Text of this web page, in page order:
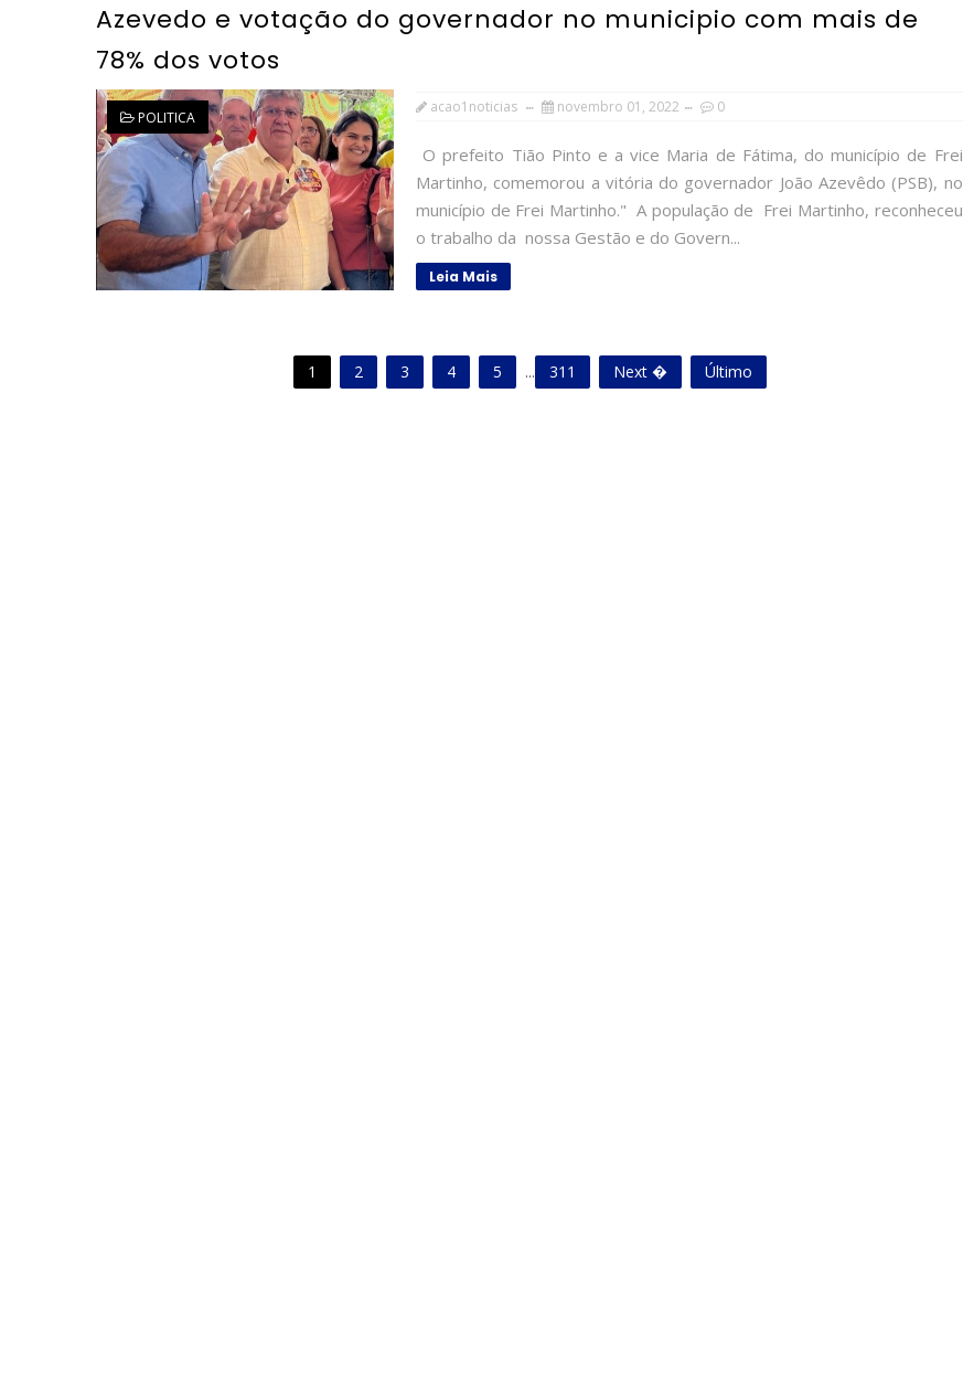
Azevedo e votação do governador no municipio com mais de
78% dos votos
POLITICA
acao1noticias novembro 01, 2022 0
O prefeito Tião Pinto e a vice Maria de Fátima, do município de Frei
Martinho, comemorou a vitória do governador João Azevêdo (PSB), no
município de Frei Martinho." A população de Frei Martinho, reconheceu
o trabalho da nossa Gestão e do Govern...
Leia Mais
1 2 3 4 5 ... 311 Next � Último